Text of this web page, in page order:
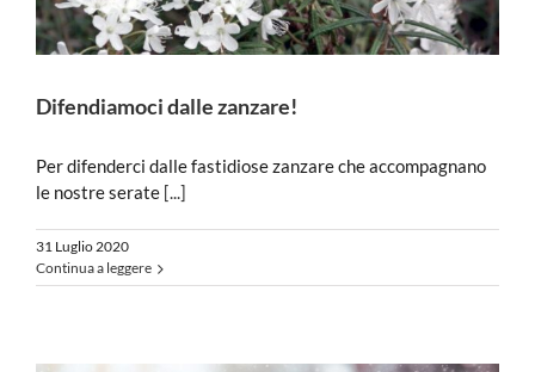
Difendiamoci dalle zanzare!
Per difenderci dalle fastidiose zanzare che accompagnano
le nostre serate [...]
31 Luglio 2020
Continua a leggere